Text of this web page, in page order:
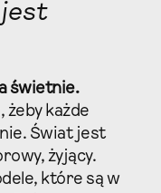
jest
świetnie.
żeby każde
Świat jest
żyjący.
które są w